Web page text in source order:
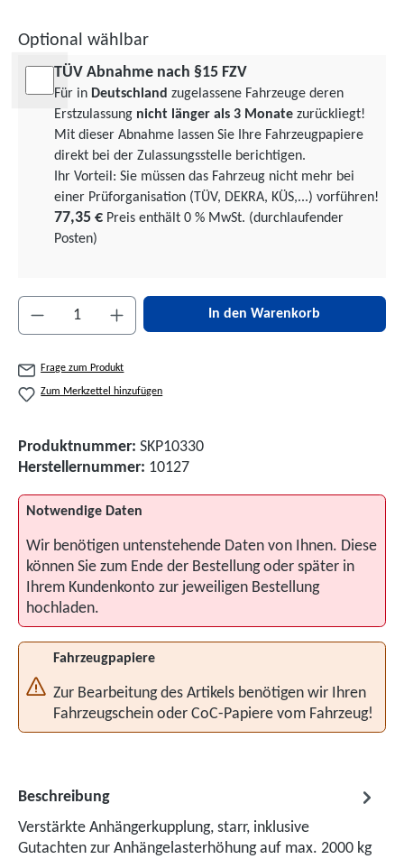
Optional wählbar
TÜV Abnahme nach §15 FZV
Für in Deutschland zugelassene Fahrzeuge deren
Erstzulassung nicht länger als 3 Monate zurückliegt!
Mit dieser Abnahme lassen Sie Ihre Fahrzeugpapiere
direkt bei der Zulassungsstelle berichtigen.
Ihr Vorteil: Sie müssen das Fahrzeug nicht mehr bei
einer Prüforgani­sation (TÜV, DEKRA, KÜS,...) vorführen!
77,35 € Preis enthält 0 % MwSt. (durchlaufender
Posten)
Produkt Anzahl: Gib den gewünschten Wert
In den Warenkorb
Frage zum Produkt
Zum Merkzettel hinzufügen
Produktnummer: SKP10330
Herstellernummer: 10127
Notwendige Daten
Wir benötigen untenstehende Daten von Ihnen. Diese
können Sie zum Ende der Bestellung oder später in
Ihrem Kundenkonto zur jeweiligen Bestellung
hochladen.
Fahrzeugpapiere
Zur Bearbeitung des Artikels benötigen wir Ihren
Fahrzeugschein oder CoC-Papiere vom Fahrzeug!
Beschreibung
Verstärkte Anhängerkupplung, starr, inklusive
Gutachten zur Anhängelasterhöhung auf max. 2000 kg